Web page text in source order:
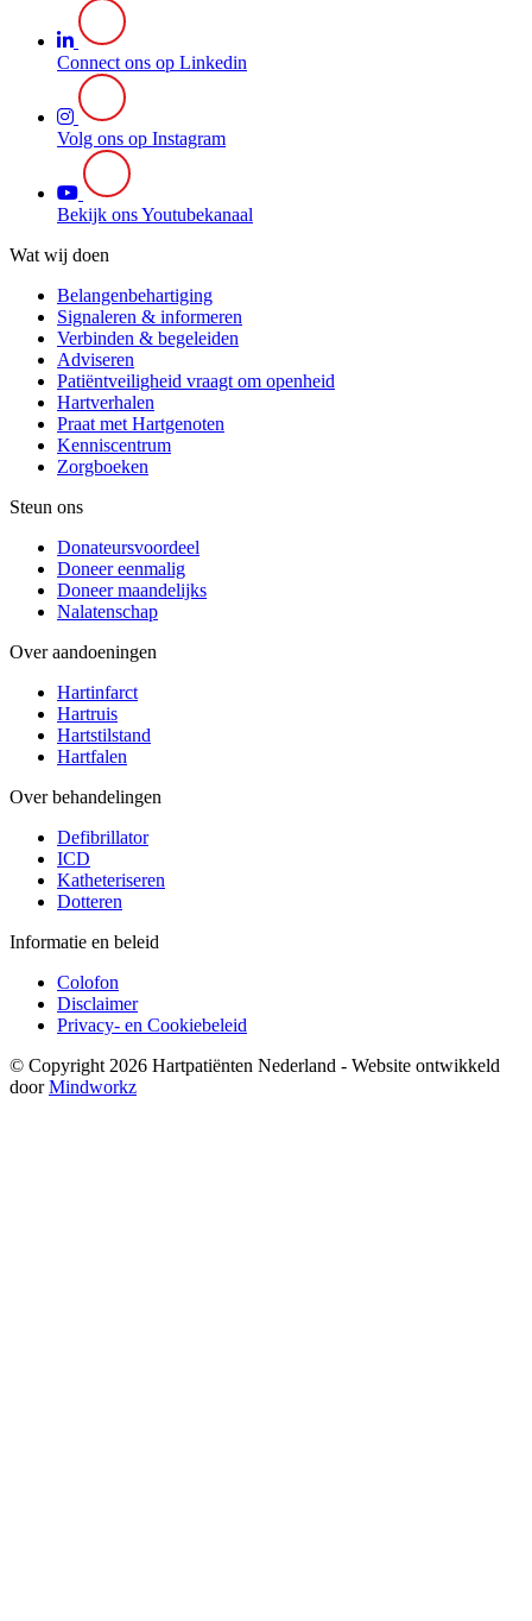
Connect ons op Linkedin
Volg ons op Instagram
Bekijk ons Youtubekanaal
Wat wij doen
Belangenbehartiging
Signaleren & informeren
Verbinden & begeleiden
Adviseren
Patiëntveiligheid vraagt om openheid
Hartverhalen
Praat met Hartgenoten
Kenniscentrum
Zorgboeken
Steun ons
Donateursvoordeel
Doneer eenmalig
Doneer maandelijks
Nalatenschap
Over aandoeningen
Hartinfarct
Hartruis
Hartstilstand
Hartfalen
Over behandelingen
Defibrillator
ICD
Katheteriseren
Dotteren
Informatie en beleid
Colofon
Disclaimer
Privacy- en Cookiebeleid
© Copyright 2026 Hartpatiënten Nederland - Website ontwikkeld
doorMindworkz